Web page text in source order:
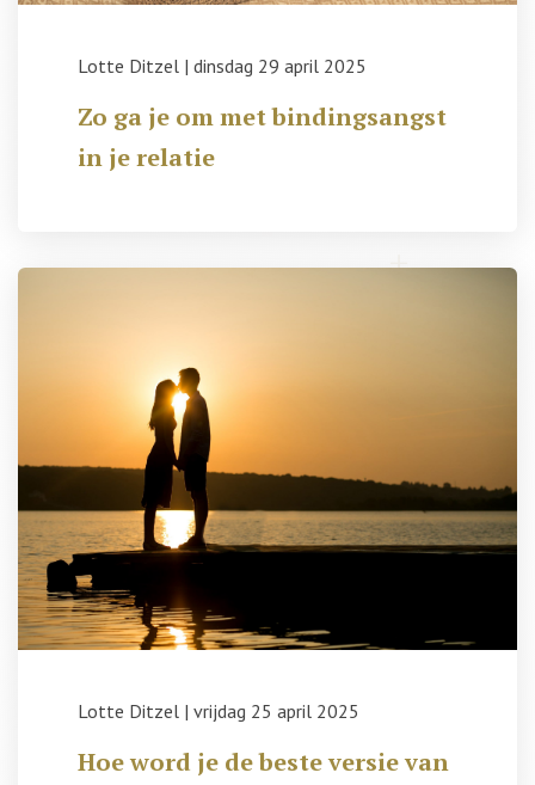
Lotte Ditzel | dinsdag 29 april 2025
Zo ga je om met bindingsangst
in je relatie
Lotte Ditzel | vrijdag 25 april 2025
Hoe word je de beste versie van